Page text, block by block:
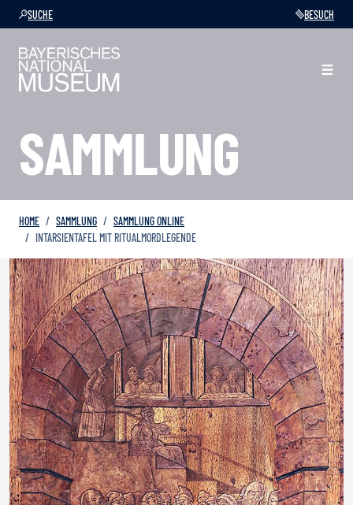
SUCHE BESUCH
SAMMLUNG
HOME SAMMLUNG
SAMMLUNG ONLINE
INTARSIENTAFEL MIT RITUALMORDLEGENDE